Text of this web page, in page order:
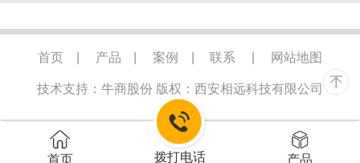
首页 产品 案例 联系 网站地图
技术支持：牛商股份 版权：西安相远科技有限公司
首页 拨打电话 产品